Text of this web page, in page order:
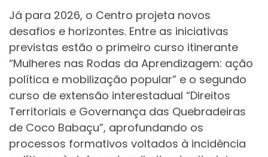
Já para 2026, o Centro projeta novos
desafios e horizontes. Entre as iniciativas
previstas estão o primeiro curso itinerante
“Mulheres nas Rodas da Aprendizagem: ação
política e mobilização popular” e o segundo
curso de extensão interestadual “Direitos
Territoriais e Governança das Quebradeiras
de Coco Babaçu”, aprofundando os
processos formativos voltados à incidência